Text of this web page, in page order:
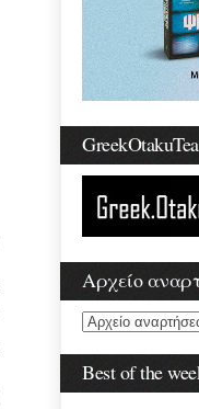
Αρχείο
Best of the